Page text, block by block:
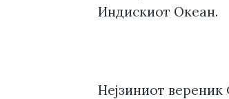
Индискиот Океан.
Нејзиниот